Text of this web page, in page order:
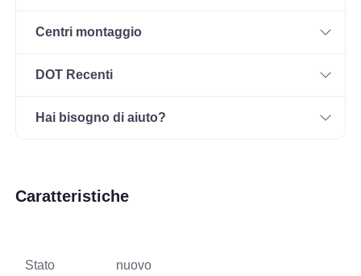
Centri montaggio
DOT Recenti
Hai bisogno di aiuto?
Caratteristiche
Stato nuovo